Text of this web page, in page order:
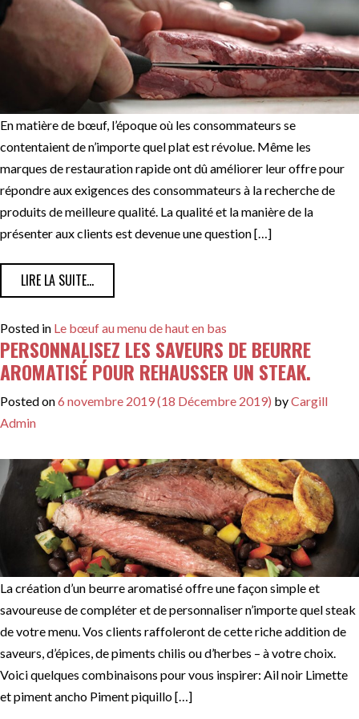
En matière de bœuf, l’époque où les consommateurs se
contentaient de n’importe quel plat est révolue. Même les
marques de restauration rapide ont dû améliorer leur offre pour
répondre aux exigences des consommateurs à la recherche de
produits de meilleure qualité. La qualité et la manière de la
présenter aux clients est devenue une question […]
LIRE LA SUITE…
Posted in Le bœuf au menu de haut en bas
PERSONNALISEZ LES SAVEURS DE BEURRE
AROMATISÉ POUR REHAUSSER UN STEAK.
Posted on6 novembre 2019(18 Décembre 2019) byCargill
Admin
La création d’un beurre aromatisé offre une façon simple et
savoureuse de compléter et de personnaliser n’importe quel steak
de votre menu. Vos clients raffoleront de cette riche addition de
saveurs, d’épices, de piments chilis ou d’herbes – à votre choix.
Voici quelques combinaisons pour vous inspirer: Ail noir Limette
et piment ancho Piment piquillo […]